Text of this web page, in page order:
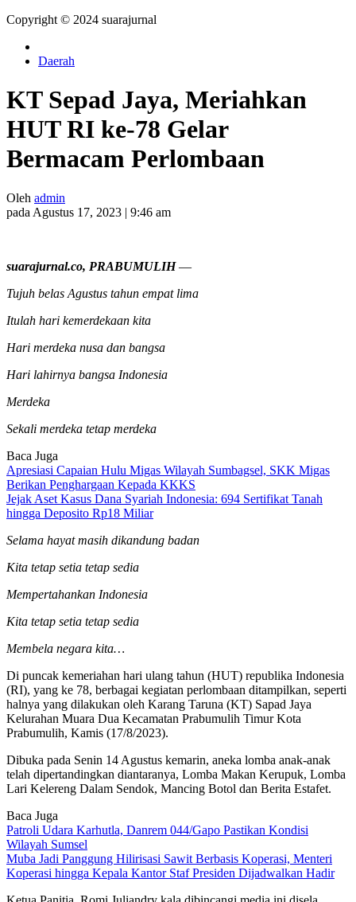
Copyright © 2024 suarajurnal
Daerah
KT Sepad Jaya, Meriahkan
HUT RI ke-78 Gelar
Bermacam Perlombaan
Oleh admin
pada Agustus 17, 2023 | 9:46 am
suarajurnal.co, PRABUMULIH—
Tujuh belas Agustus tahun empat lima
Itulah hari kemerdekaan kita
Hari merdeka nusa dan bangsa
Hari lahirnya bangsa Indonesia
Merdeka
Sekali merdeka tetap merdeka
Baca Juga
Apresiasi Capaian Hulu Migas Wilayah Sumbagsel, SKK Migas
Berikan Penghargaan Kepada KKKS
Jejak Aset Kasus Dana Syariah Indonesia: 694 Sertifikat Tanah
hingga Deposito Rp18 Miliar
Selama hayat masih dikandung badan
Kita tetap setia tetap sedia
Mempertahankan Indonesia
Kita tetap setia tetap sedia
Membela negara kita…
Di puncak kemeriahan hari ulang tahun (HUT) republika Indonesia
(RI), yang ke 78, berbagai kegiatan perlombaan ditampilkan, seperti
halnya yang dilakukan oleh Karang Taruna (KT) Sapad Jaya
Kelurahan Muara Dua Kecamatan Prabumulih Timur Kota
Prabumulih, Kamis (17/8/2023).
Dibuka pada Senin 14 Agustus kemarin, aneka lomba anak-anak
telah dipertandingkan diantaranya, Lomba Makan Kerupuk, Lomba
Lari Kelereng Dalam Sendok, Mancing Botol dan Berita Estafet.
Baca Juga
Patroli Udara Karhutla, Danrem 044/Gapo Pastikan Kondisi
Wilayah Sumsel
Muba Jadi Panggung Hilirisasi Sawit Berbasis Koperasi, Menteri
Koperasi hingga Kepala Kantor Staf Presiden Dijadwalkan Hadir